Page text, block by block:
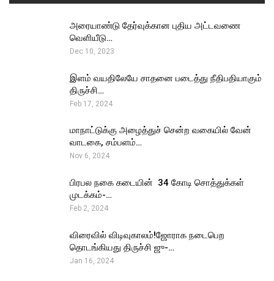
அரையாண்டு தேர்வுக்கான புதிய அட்டவணை
வெளியீடு…
Dec 10, 2023
இளம் வயதிலேயே சாதனை படைத்து நீதிபதியாகும்
திருச்சி…
Feb 17, 2024
மாநாட்டுக்கு அழைத்துச் சென்ற வகையில் வேன்
வாடகை, சம்பளம்…
Nov 6, 2024
பிரபல நகை கடையின் ₹ 34 கோடி சொத்துக்கள்
முடக்கம்-…
Feb 2, 2024
விரைவில் விடிவுகாலம்!ஜோராக நடைபெற
தொடங்கியது திருச்சி ஜு-…
Jan 16, 2024